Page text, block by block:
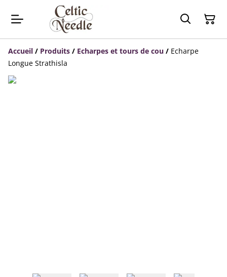
Accueil / Produits / Echarpes et tours de cou / Echarpe
Longue Strathisla